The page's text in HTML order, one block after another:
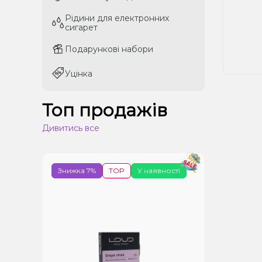
Рідини для електронних
сигарет
Подарункові набори
Уцінка
Рідини для електронних
сигарет
Подарункові набори
Уцінка
Топ продажів
Дивитись все
У наявності
Знижка 7% TOP